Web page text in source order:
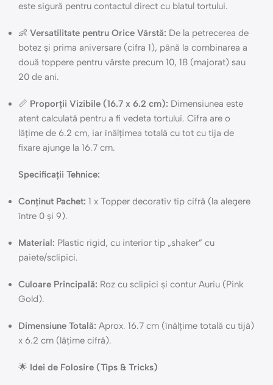
este sigură pentru contactul direct cu blatul tortului.
👶 Versatilitate pentru Orice Vârstă: De la petrecerea de
botez și prima aniversare (cifra 1), până la combinarea a
două toppere pentru vârste precum 10, 18 (majorat) sau
20 de ani.
📏 Proporții Vizibile (16.7 x 6.2 cm): Dimensiunea este
atent calculată pentru a fi vedeta tortului. Cifra are o
lățime de 6.2 cm, iar înălțimea totală cu tot cu tija de
fixare ajunge la 16.7 cm.
Specificații Tehnice:
Conținut Pachet: 1 x Topper decorativ tip cifră (la alegere
între 0 și 9).
Material: Plastic rigid, cu interior tip „shaker” cu
paiete/sclipici.
Culoare Principală: Roz cu sclipici și contur Auriu (Pink
Gold).
Dimensiune Totală: Aprox. 16.7 cm (înălțime totală cu tijă)
x 6.2 cm (lățime cifră).
🌟 Idei de Folosire (Tips & Tricks)